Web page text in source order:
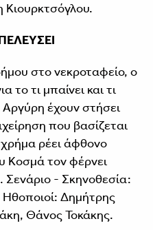
στο νεκροταφείο, ο
το τι μπαίνει και τι
Αργύρη έχουν στήσει
που βασίζεται
ρέει άφθονο
Κοσμά τον φέρνει
- Σκηνοθεσία:
Δημήτρης
Θάνος Τοκάκης.